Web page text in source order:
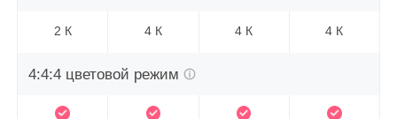
2 К 4 К 4 К 4 К
4:4:4 цветовой режим